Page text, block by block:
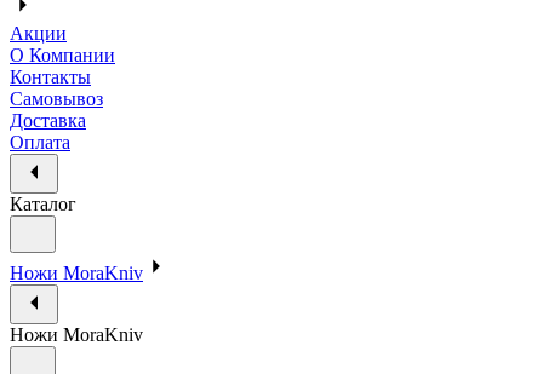
Акции
О Компании
Контакты
Самовывоз
Доставка
Оплата
Каталог
Ножи MoraKniv
Ножи MoraKniv